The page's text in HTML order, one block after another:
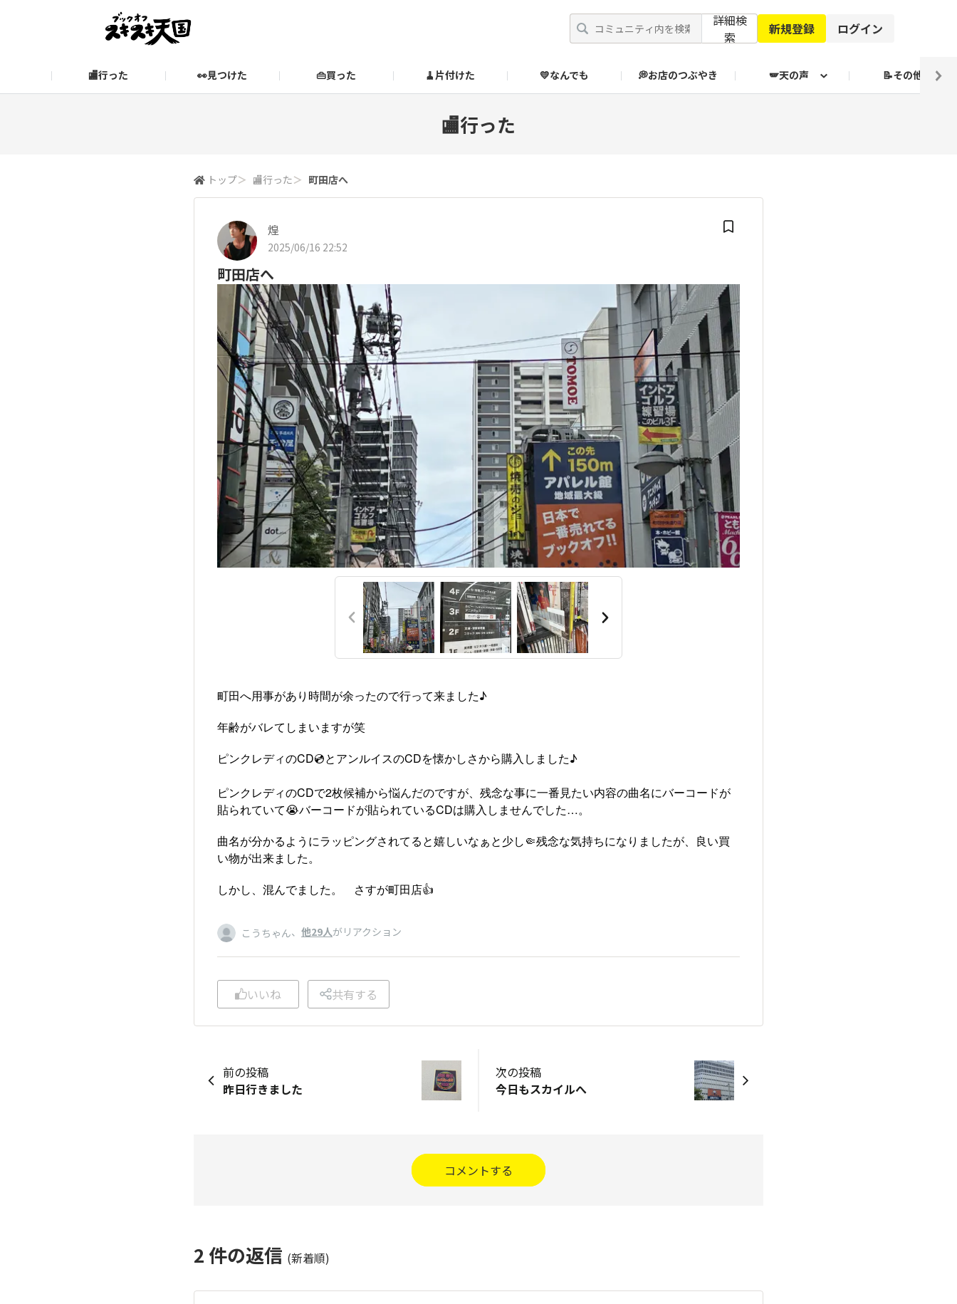
詳細検
索
新規登録 ログイン
🏬行った 👀見つけた 👜買った 🧹片付けた 💛なんでも 💭お店のつぶやき 🪽天の声 📝その他
🏬行った
トップ＞ 🏬行った＞ 町田店へ
煌
2025/06/16 22:52
町田店へ
町田へ用事があり時間が余ったので行って来ました♪
年齢がバレてしまいますが笑
ピンクレディのCD💿とアンルイスのCDを懐かしさから購入しました♪
ピンクレディのCDで2枚候補から悩んだのですが、残念な事に一番見たい内容の曲名にバーコードが
貼られていて😭バーコードが貼られているCDは購入しませんでした…。
曲名が分かるようにラッピングされてると嬉しいなぁと少し🤏残念な気持ちになりましたが、良い買
い物が出来ました。
しかし、混んでました。 さすが町田店👍
こうちゃん、 他29人がリアクション
いいね 共有する
前の投稿
昨日行きました
次の投稿
今日もスカイルへ
コメントする
2 件の返信 (新着順)